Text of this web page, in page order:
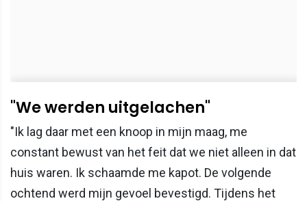
"We werden uitgelachen"
"Ik lag daar met een knoop in mijn maag, me
constant bewust van het feit dat we niet alleen in dat
huis waren. Ik schaamde me kapot. De volgende
ochtend werd mijn gevoel bevestigd. Tijdens het